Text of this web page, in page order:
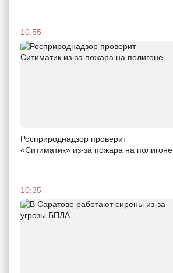
10:55
Росприроднадзор проверит
«Ситиматик» из-за пожара на полигоне
10:35